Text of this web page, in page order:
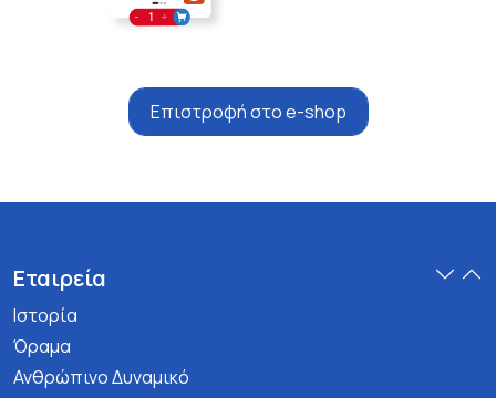
Επιστροφή στο e-shop
Εταιρεία
Ιστορία
Όραμα
Ανθρώπινο Δυναμικό